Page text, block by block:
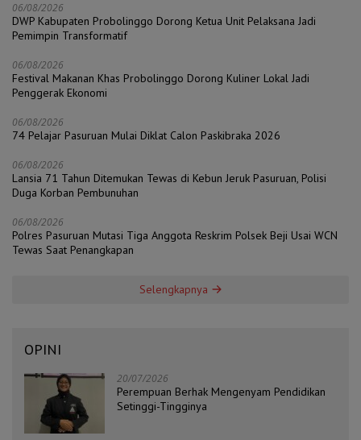
06/08/2026
DWP Kabupaten Probolinggo Dorong Ketua Unit Pelaksana Jadi
Pemimpin Transformatif
06/08/2026
Festival Makanan Khas Probolinggo Dorong Kuliner Lokal Jadi
Penggerak Ekonomi
06/08/2026
74 Pelajar Pasuruan Mulai Diklat Calon Paskibraka 2026
06/08/2026
Lansia 71 Tahun Ditemukan Tewas di Kebun Jeruk Pasuruan, Polisi
Duga Korban Pembunuhan
06/08/2026
Polres Pasuruan Mutasi Tiga Anggota Reskrim Polsek Beji Usai WCN
Tewas Saat Penangkapan
Selengkapnya
OPINI
20/07/2026
Perempuan Berhak Mengenyam Pendidikan
Setinggi-Tingginya